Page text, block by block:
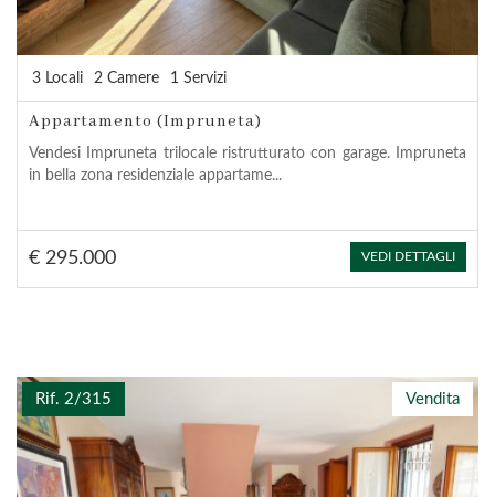
3 Locali 2 Camere 1 Servizi
Appartamento (Impruneta)
Vendesi Impruneta trilocale ristrutturato con garage. Impruneta
in bella zona residenziale appartame...
€ 295.000 VEDI DETTAGLI
Vendita
Rif. 2/315